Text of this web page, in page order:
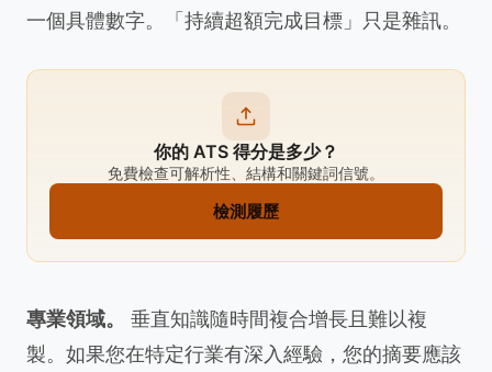
一個具體數字。「持續超額完成目標」只是雜訊。
你的 ATS 得分是多少？
免費檢查可解析性、結構和關鍵詞信號。
檢測履歷
專業領域。
垂直知識隨時間複合增長且難以複
製。如果您在特定行業有深入經驗，您的摘要應該